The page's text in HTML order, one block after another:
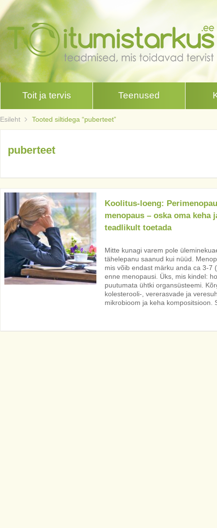
Toit ja tervis Teenused
Esileht Tooted siltidega “puberteet”
puberteet
Koolitus-loeng:
menopaus – oska oma keha
teadlikult toetada
Mitte kunagi varem pole
tähelepanu saanud kui nüüd.
mis võib endast märku anda ca 3-7
enne menopausi. Üks, mis kindel:
puutumata ühtki organsüsteemi.
kolesterooli-, vererasvade ja
mikrobioom ja keha